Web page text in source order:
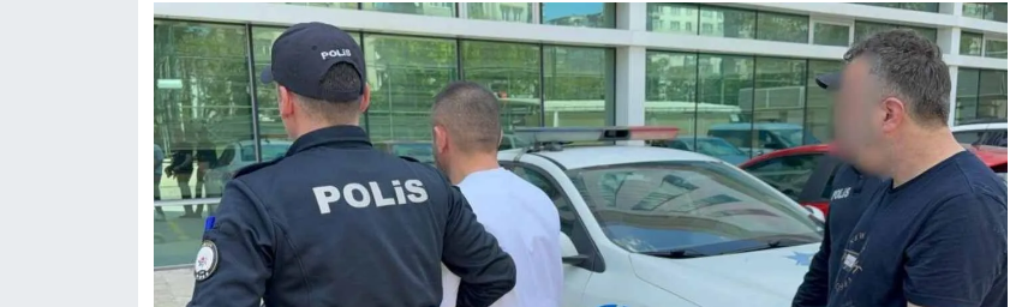
Yerel Haberler
Haber Arşivi